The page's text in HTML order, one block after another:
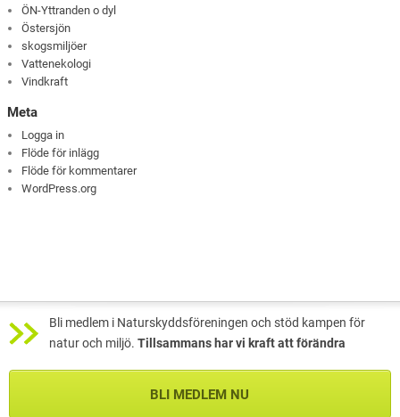
ÖN-Yttranden o dyl
Östersjön
skogsmiljöer
Vattenekologi
Vindkraft
Meta
Logga in
Flöde för inlägg
Flöde för kommentarer
WordPress.org
Bli medlem i Naturskyddsföreningen och stöd kampen för
natur och miljö. Tillsammans har vi kraft att förändra
BLI MEDLEM NU